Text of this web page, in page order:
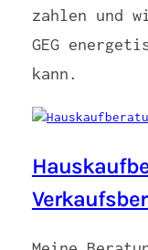
zahlen und
GEG
kann.